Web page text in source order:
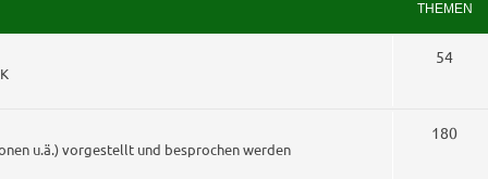
THEMEN
54T
e
u.ä.) vorgestellt und besprochen werden
180T